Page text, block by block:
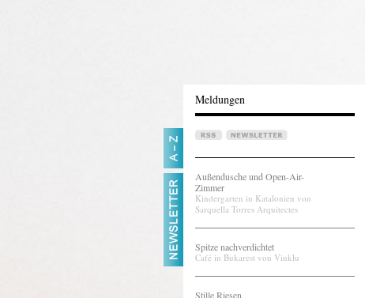
Meldungen
Außendusche und Open-Air-
Zimmer
Kindergarten in Katalonien von
Sarquella Torres Arquitectes
Spitze nachverdichtet
Café in Bukarest von Vinklu
Stille Riesen